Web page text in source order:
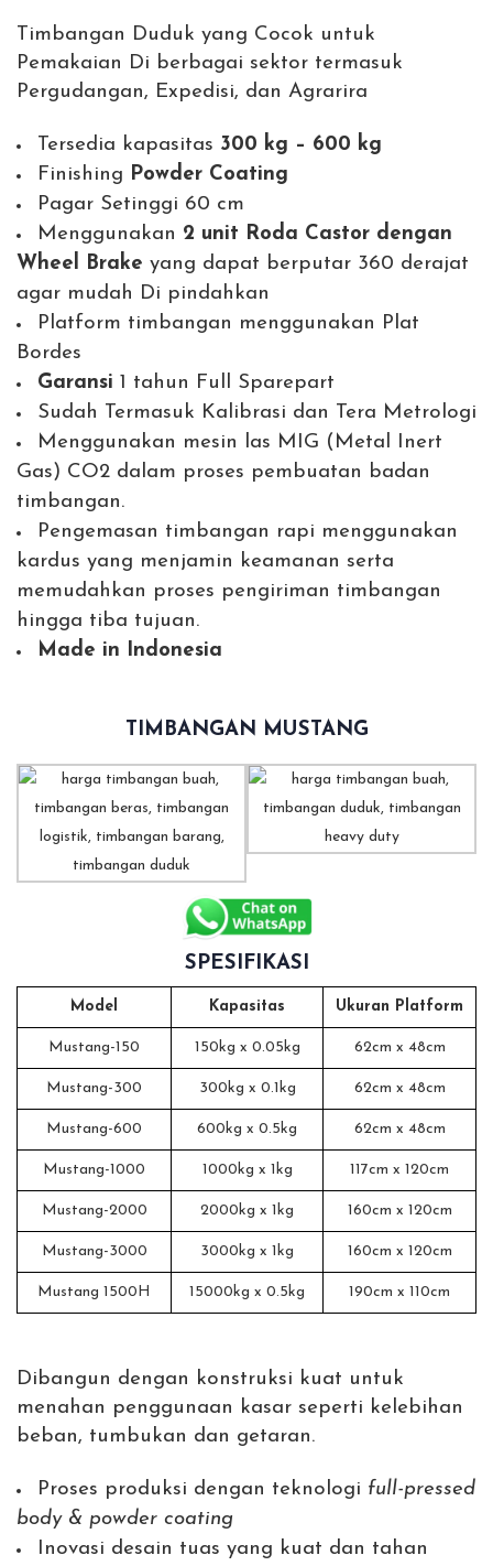
Timbangan Duduk yang Cocok untuk
Pemakaian Di berbagai sektor termasuk
Pergudangan, Expedisi, dan Agrarira
Tersedia kapasitas 300 kg – 600 kg
Finishing Powder Coating
Pagar Setinggi 60 cm
Menggunakan 2 unit Roda Castor dengan
Wheel Brake yang dapat berputar 360 derajat
agar mudah Di pindahkan
Platform timbangan menggunakan Plat
Bordes
Garansi 1 tahun Full Sparepart
Sudah Termasuk Kalibrasi dan Tera Metrologi
Menggunakan mesin las MIG (Metal Inert
Gas) CO2 dalam proses pembuatan badan
timbangan.
Pengemasan timbangan rapi menggunakan
kardus yang menjamin keamanan serta
memudahkan proses pengiriman timbangan
hingga tiba tujuan.
Made in Indonesia
TIMBANGAN MUSTANG
SPESIFIKASI
Model Kapasitas Ukuran Platform
Mustang-150 150kg x 0.05kg 62cm x 48cm
Mustang-300 300kg x 0.1kg 62cm x 48cm
Mustang-600 600kg x 0.5kg 62cm x 48cm
Mustang-1000 1000kg x 1kg 117cm x 120cm
Mustang-2000 2000kg x 1kg 160cm x 120cm
Mustang-3000 3000kg x 1kg 160cm x 120cm
Mustang 1500H 15000kg x 0.5kg 190cm x 110cm
Dibangun dengan konstruksi kuat untuk
menahan penggunaan kasar seperti kelebihan
beban, tumbukan dan getaran.
Proses produksi dengan teknologi full-pressed
body & powder coating
Inovasi desain tuas yang kuat dan tahan